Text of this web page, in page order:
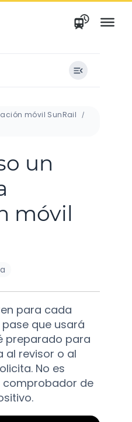
móvil SunRail
un
móvil
para cada
que usará
preparado para
al revisor o al
No es
comprobador de